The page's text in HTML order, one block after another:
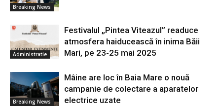
Breaking News
Administratie
Festivalul „Pintea Viteazul” readuce
atmosfera haiducească în inima Băii
Mari, pe 23-25 mai 2025
Breaking News
Mâine are loc în Baia Mare o nouă
campanie de colectare a aparatelor
electrice uzate